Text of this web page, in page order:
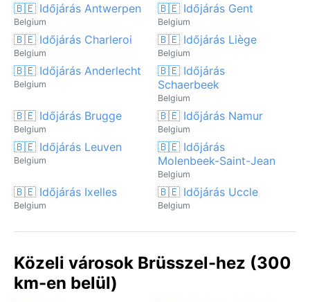
🇧🇪 Időjárás Antwerpen
Belgium
🇧🇪 Időjárás Gent
Belgium
🇧🇪 Időjárás Charleroi
Belgium
🇧🇪 Időjárás Liège
Belgium
🇧🇪 Időjárás Anderlecht
Belgium
🇧🇪 Időjárás
Schaerbeek
Belgium
🇧🇪 Időjárás Brugge
Belgium
🇧🇪 Időjárás Namur
Belgium
🇧🇪 Időjárás Leuven
Belgium
🇧🇪 Időjárás
Molenbeek-Saint-Jean
Belgium
🇧🇪 Időjárás Ixelles
Belgium
🇧🇪 Időjárás Uccle
Belgium
Közeli városok Brüsszel-hez (300
km-en belül)